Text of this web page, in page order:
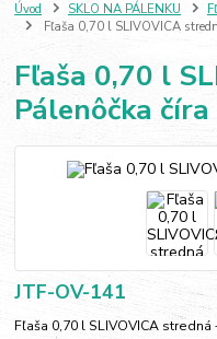
Úvod SKLO NA PÁLENKU
Fľaša 0,70 l SLIVOVICA
Fľaša 0,70 l
Pálenôčka číra
JTF-OV-141
Fľaša 0,70 l SLIVOVICA